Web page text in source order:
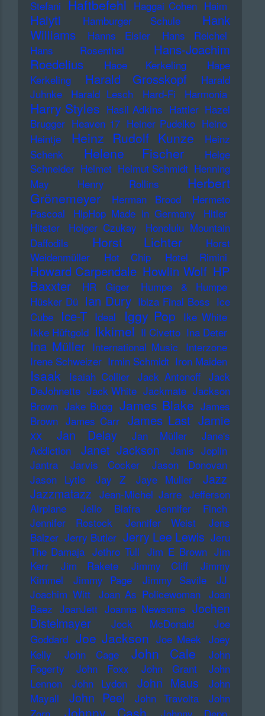
Stefani Haftbefehl Haggai Cohen Haim
Haiyti Hamburger Schule
Hank
Williams
Hanns Eisler
Hans Reichel
Hans Rosenthal
Hans-Joachim
Roedelius
Haoe Kerkeling
Hape
Kerkeling
Harald Grosskopf
Harald
Juhnke
Harald Lesch Hard-Fi Harmonia
Harry Styles Hasil Adkins Hattler Hazel
Brugger Heaven 17 Heiner Pudelko Heino
Heintje
Heinz Rudolf Kunze
Heinz
Schenk
Helene Fischer
Helge
Schneider Helmet Helmut Schmidt Henning
May
Henry Rollins
Herbert
Grönemeyer
Herman Brood
Hermeto
Pascoal
HipHop Made in Germany
Hitler
Hitster
Holger Czukay
Honolulu Mountain
Daffodils
Horst Lichter
Horst
Weidenmüller
Hot Chip Hotel Rimini
Howard Carpendale Howlin Wolf HP
Baxxter
HR Giger
Humpe & Humpe
Hüsker Dü Ian Dury Ibiza Final Boss Ice
Cube
Ice-T Ideal Iggy Pop Ike White
Ikke Hüftgold Ikkimel Il Civetto Ina Deter
Ina Müller International Music Interzone
Irene Schweizer Irmin Schmidt Iron Maiden
Isaak Isaiah Collier Jack Antonoff Jack
DeJohnette Jack White Jackmate Jackson
Brown Jake Bugg James Blake James
Brown James Carr James Last Jamie
xx
Jan Delay Jan Müller
Jane's
Addiction
Janet Jackson
Janis Joplin
Jantra
Jarvis Cocker
Jason Donovan
Jason Lytle
Jay Z Jaye Muller
Jazz
Jazzmatazz Jean-Michel Jarre Jefferson
Airplane
Jello Biafra
Jennifer Finch
Jennifer Rostock
Jennifer Weist
Jens
Balzer Jerry Butler Jerry Lee Lewis Jeru
The Damaja Jethro Tull Jim E Brown Jim
Kerr
Jim Rakete Jimmy Cliff
Jimmy
Kimmel
Jimmy Page Jimmy Savile
JJ
Joachim Witt Joan As Policewoman Joan
Baez JoanJett Joanna Newsome Jochen
Distelmayer
Jock McDonald
Joe
Goddard Joe Jackson Joe Meek Joey
Kelly
John Cage John Cale
John
Fogerty
John Foxx John Grant
John
Lennon
John Lydon John Maus
John
Mayall
John Peel John Travolta
John